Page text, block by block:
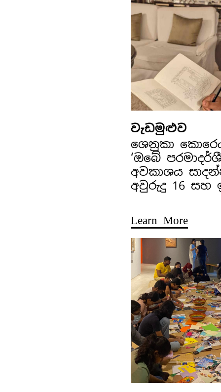
වැඩමුළුව
ශෙනුකා
‘ඔබේ
අවකාශය
අවුරුදු 16 සහ
Learn More